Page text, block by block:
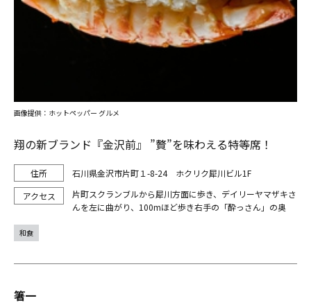
翔の新ブランド『金沢前』 ”贅”を味わえる特等席！
石川県金沢市片町１-8-24 ホクリク犀川ビル1F
片町スクランブルから犀川方面に歩き、デイリーヤマザキさ
んを左に曲がり、100mほど歩き右手の「酔っさん」の奥
画像提供：ホットペッパー グルメ
和食
箸一